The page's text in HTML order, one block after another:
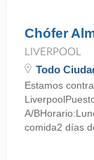
Chófer
LIVERPOOL
Todo
Estamos
A/
comida2 días